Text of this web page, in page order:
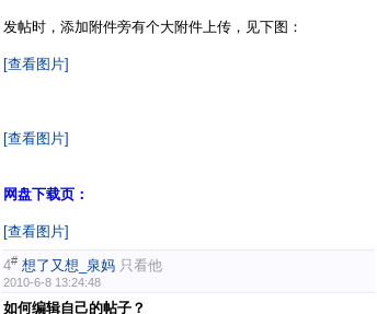
发帖时，添加附件旁有个大附件上传，见下图：
[查看图片]
[查看图片]
网盘下载页：
[查看图片]
4# 想了又想_泉妈 只看他
2010-6-8 13:24:48
如何编辑自己的帖子？